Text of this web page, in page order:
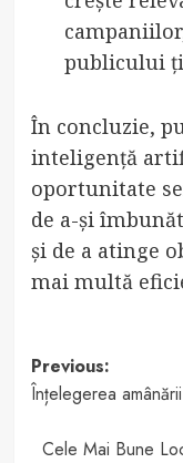
publicului
În concluzie,
inteligență
oportunitate
de a-și
și de a atinge
mai multă
Post
Previous:
Înțelegerea
Cele Mai Bune